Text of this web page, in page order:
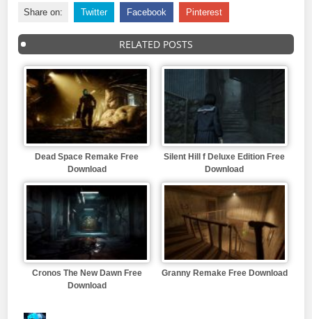
Share on: Twitter Facebook Pinterest
RELATED POSTS
Dead Space Remake Free
Download
Silent Hill f Deluxe Edition Free
Download
Cronos The New Dawn Free
Download
Granny Remake Free Download